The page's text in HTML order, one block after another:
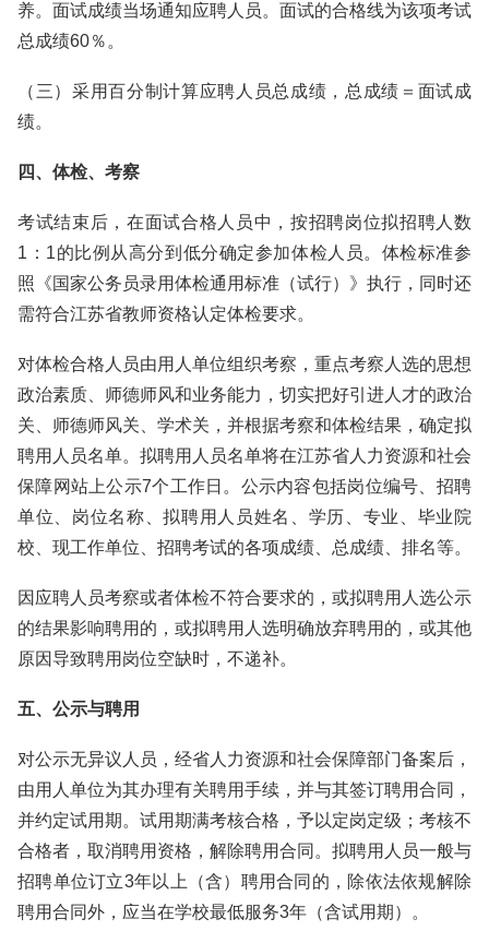
养。面试成绩当场通知应聘人员。面试的合格线为该项考试
总成绩60％。
（三）采用百分制计算应聘人员总成绩，总成绩＝面试成
绩。
四、体检、考察
考试结束后，在面试合格人员中，按招聘岗位拟招聘人数
1：1的比例从高分到低分确定参加体检人员。体检标准参
照《国家公务员录用体检通用标准（试行）》执行，同时还
需符合江苏省教师资格认定体检要求。
对体检合格人员由用人单位组织考察，重点考察人选的思想
政治素质、师德师风和业务能力，切实把好引进人才的政治
关、师德师风关、学术关，并根据考察和体检结果，确定拟
聘用人员名单。拟聘用人员名单将在江苏省人力资源和社会
保障网站上公示7个工作日。公示内容包括岗位编号、招聘
单位、岗位名称、拟聘用人员姓名、学历、专业、毕业院
校、现工作单位、招聘考试的各项成绩、总成绩、排名等。
因应聘人员考察或者体检不符合要求的，或拟聘用人选公示
的结果影响聘用的，或拟聘用人选明确放弃聘用的，或其他
原因导致聘用岗位空缺时，不递补。
五、公示与聘用
对公示无异议人员，经省人力资源和社会保障部门备案后，
由用人单位为其办理有关聘用手续，并与其签订聘用合同，
并约定试用期。试用期满考核合格，予以定岗定级；考核不
合格者，取消聘用资格，解除聘用合同。拟聘用人员一般与
招聘单位订立3年以上（含）聘用合同的，除依法依规解除
聘用合同外，应当在学校最低服务3年（含试用期）。